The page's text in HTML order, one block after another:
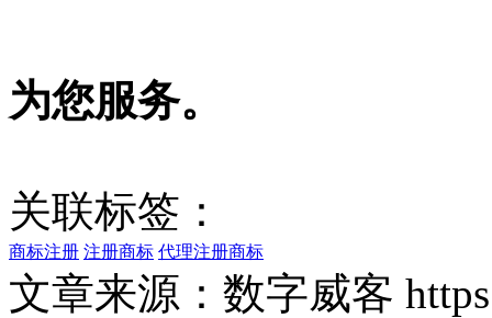
为您服务。
关联标签：
商标注册 注册商标 代理注册商标
文章来源：数字威客